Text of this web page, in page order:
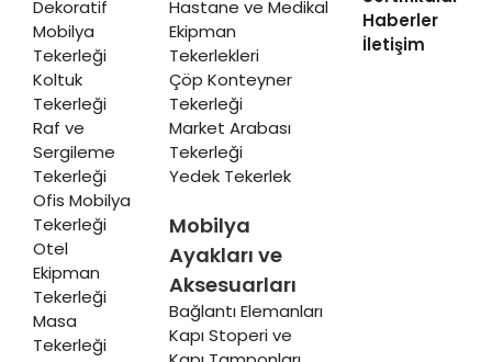
Dekoratif
Mobilya
Tekerleği
Koltuk
Tekerleği
Raf ve
Sergileme
Tekerleği
Ofis Mobilya
Tekerleği
Otel
Ekipman
Tekerleği
Masa
Tekerleği
Hastane ve Medikal
Ekipman
Tekerlekleri
Çöp Konteyner
Tekerleği
Market Arabası
Tekerleği
Yedek Tekerlek
Mobilya
Ayakları ve
Aksesuarları
Bağlantı Elemanları
Kapı Stoperi ve
Haberler
İletişim